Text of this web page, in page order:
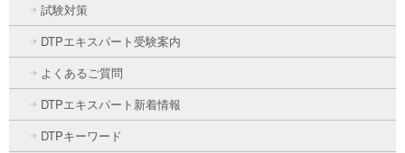
試験対策
DTPエキスパート受験案内
よくあるご質問
DTPエキスパート新着情報
DTPキーワード